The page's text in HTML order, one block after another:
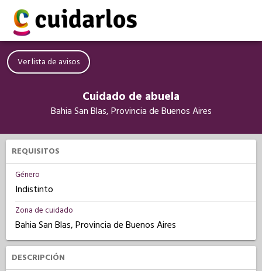
Ver lista de avisos
Cuidado de abuela
Bahia San Blas, Provincia de Buenos Aires
REQUISITOS
Género
Indistinto
Zona de cuidado
Bahia San Blas, Provincia de Buenos Aires
DESCRIPCIÓN